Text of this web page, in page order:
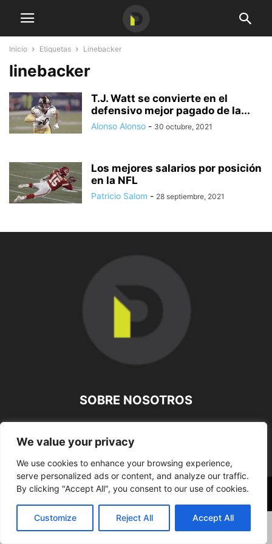
We value your privacy
We use cookies to enhance your browsing experience,
serve personalized ads or content, and analyze our traffic.
By clicking "Accept All", you consent to our use of cookies.
Customize Reject All Accept All
Inicio Etiquetas Linebacker
linebacker
T.J. Watt se convierte en el
defensivo mejor pagado de la...
Alonso Alonso - 30 octubre, 2021
Los mejores salarios por posición
en la NFL
Patricio Salom - 28 septiembre, 2021
SOBRE NOSOTROS
SÍGUENOS
©